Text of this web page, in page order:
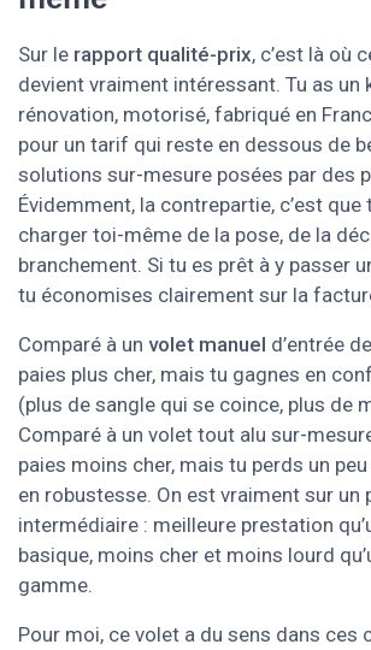
Sur le rapport qualité-prix, c’est là où
devient vraiment intéressant. Tu as un
rénovation, motorisé, fabriqué en
pour un tarif qui reste en dessous de
solutions sur-mesure posées par des
Évidemment, la contrepartie, c’est que
charger toi-même de la pose, de la
branchement. Si tu es prêt à y passer
tu économises clairement sur la
Comparé à un volet manuel d’entrée
paies plus cher, mais tu gagnes en
(plus de sangle qui se coince, plus de
Comparé à un volet tout alu sur-
paies moins cher, mais tu perds un
en robustesse. On est vraiment sur un
intermédiaire : meilleure prestation
basique, moins cher et moins lourd
gamme.
Pour moi, ce volet a du sens dans ces